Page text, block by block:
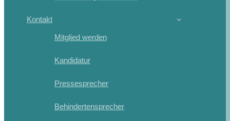
Kontakt
Mitglied werden
Kandidatur
Pressesprecher
Behindertensprecher